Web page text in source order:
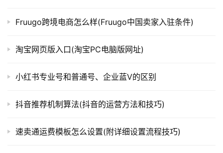
Fruugo跨境电商怎么样(Fruugo中国卖家入驻条件)
淘宝网页版入口(淘宝PC电脑版网址)
小红书专业号和普通号、企业蓝V的区别
抖音推荐机制算法(抖音的运营方法和技巧)
速卖通运费模板怎么设置(附详细设置流程技巧)